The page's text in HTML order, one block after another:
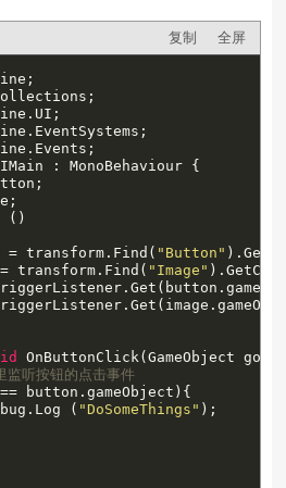
复制 全屏
: MonoBehaviour {
()
= transform.Find(
"Button"
= transform.Find(
"Image"
OnButtonClick(GameObject go){
听按钮的点击事件
button.gameObject){
Debug.Log (
"DoSomeThings" );